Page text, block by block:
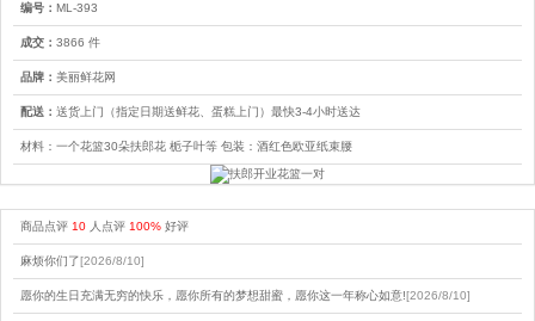
编号： ML-393
成交： 3866 件
品牌： 美丽鲜花网
配送： 送货上门（指定日期送鲜花、蛋糕上门）最快3-4小时送达
材料：一个花篮30朵扶郎花 栀子叶等 包装：酒红色欧亚纸束腰
商品点评 10 人点评 100% 好评
麻烦你们了[2026/8/10]
愿你的生日充满无穷的快乐，愿你所有的梦想甜蜜，愿你这一年称心如意![2026/8/10]